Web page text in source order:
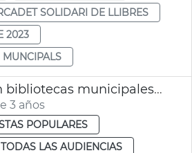
SOLIDARI DE LLIBRES
2023
Programación bibliotecas municipales abril 2023
3 años
POPULARES
TODAS LAS AUDIENCIAS